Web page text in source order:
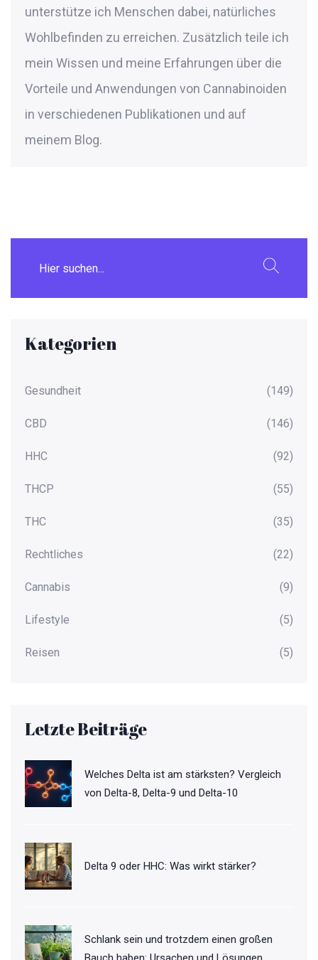
unterstütze ich Menschen dabei, natürliches
Wohlbefinden zu erreichen. Zusätzlich teile ich
mein Wissen und meine Erfahrungen über die
Vorteile und Anwendungen von Cannabinoiden
in verschiedenen Publikationen und auf
meinem Blog.
Kategorien
Gesundheit (149)
CBD (146)
HHC (92)
THCP (55)
THC (35)
Rechtliches (22)
Cannabis (9)
Lifestyle (5)
Reisen (5)
Letzte Beiträge
Welches Delta ist am stärksten? Vergleich
von Delta-8, Delta-9 und Delta-10
Delta 9 oder HHC: Was wirkt stärker?
Schlank sein und trotzdem einen großen